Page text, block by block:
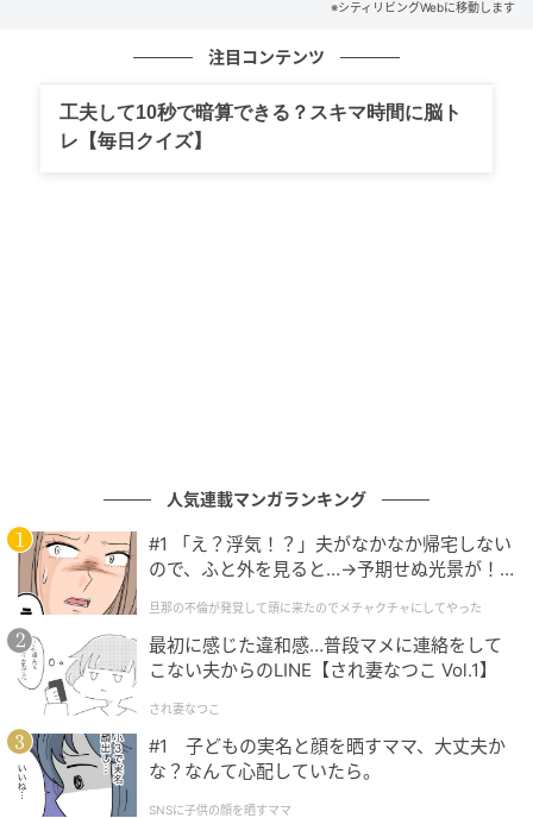
「洋服の買い物」についてリサーチ※シティリビングWebに移動します
注目コンテンツ
工夫して10秒で暗算できる？スキマ時間に脳ト
レ【毎日クイズ】
人気連載マンガランキング
#1 「え？浮気！？」夫がなかなか帰宅しない
ので、ふと外を見ると…→予期せぬ光景が！
クチャにしてやった
旦那の不倫が発覚して頭に来たのでメチャクチャにしてやった
最初に感じた違和感…普段マメに連絡をして
こない夫からのLINE【され妻なつこ Vol.1】
され妻なつこ
#1 子どもの実名と顔を晒すママ、大丈夫か
な？なんて心配していたら。
SNSに子供の顔を晒すママ